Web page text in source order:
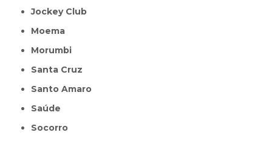
Jockey Club
Moema
Morumbi
Santa Cruz
Santo Amaro
Saúde
Socorro